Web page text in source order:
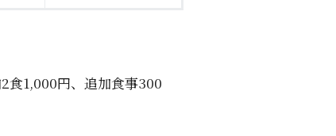
食1,000円、追加食事300